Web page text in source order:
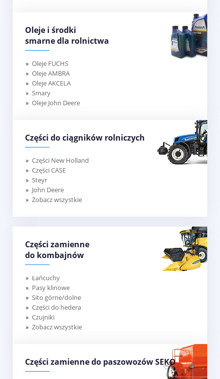
Oleje i środki
smarne dla rolnictwa
Oleje FUCHS
Oleje AMBRA
Oleje AKCELA
Smary
Oleje John Deere
Części do ciągników rolniczych
Części New Holland
Części CASE
Steyr
John Deere
Zobacz wszystkie
Części zamienne
do kombajnów
Łańcuchy
Pasy klinowe
Sito górne/dolne
Części do hedera
Czujniki
Zobacz wszystkie
Części zamienne do paszowozów SEKO